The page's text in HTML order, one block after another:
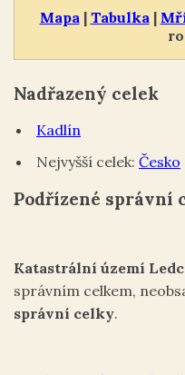
Mapa | Tabulka |
Nadřazený celek
Kadlín
Nejvyšší celek: Česko
Podřízené správní
Katastrální území
správním celkem,
správní celky.